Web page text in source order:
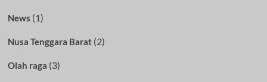
News (1)
Nusa Tenggara Barat(2)
Olah raga (3)